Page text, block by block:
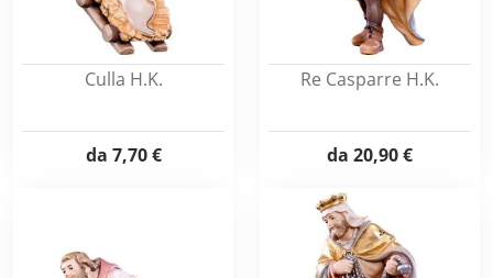
Culla H.K.
da 7,70 €
Re Casparre H.K.
da 20,90 €